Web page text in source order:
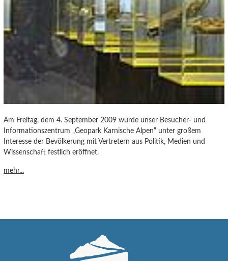
Am Freitag, dem 4. September 2009 wurde unser Besucher- und
Informationszentrum „Geopark Karnische Alpen“ unter großem
Interesse der Bevölkerung mit Vertretern aus Politik, Medien und
Wissenschaft festlich eröffnet.
mehr...